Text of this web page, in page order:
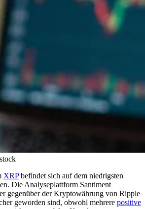
XRPbefindet sich auf dem niedrigsten
Die Analyseplattform Santiment
gegenüber der Kryptowährung von Ripple
geworden sind, obwohl mehrere positive